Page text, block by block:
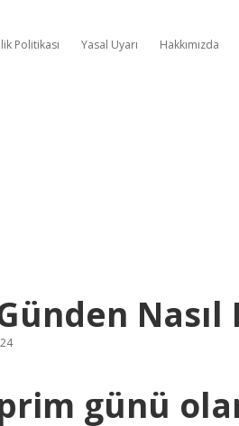
Politikası Yasal Uyarı Hakkımızda
günü